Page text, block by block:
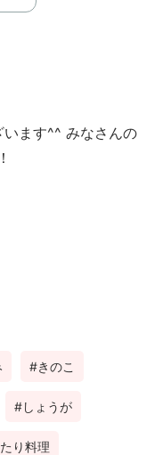
ます^^ みなさんの
きのこ
しょうが
り料理